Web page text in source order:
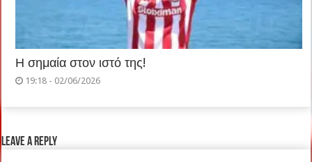
Η σημαία στον ιστό της!
19:18 - 02/06/2026
Leave a Reply